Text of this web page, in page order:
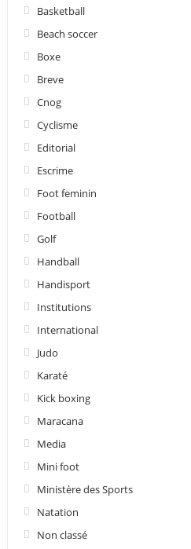
Basketball
Beach soccer
Boxe
Breve
Cnog
Cyclisme
Editorial
Escrime
Foot feminin
Football
Golf
Handball
Handisport
Institutions
International
Judo
Karaté
Kick boxing
Maracana
Media
Mini foot
Ministère des Sports
Natation
Non classé